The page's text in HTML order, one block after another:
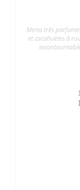
Mems très
et cacahuètes à